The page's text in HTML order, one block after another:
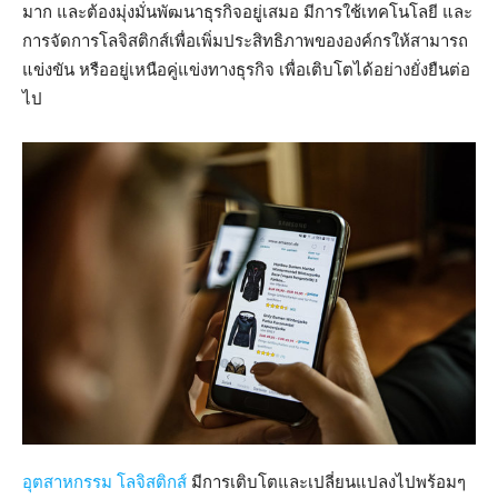
มาก และต้องมุ่งมั่นพัฒนาธุรกิจอยู่เสมอ มีการใช้เทคโนโลยี และ
การจัดการโลจิสติกส์เพื่อเพิ่มประสิทธิภาพขององค์กรให้สามารถ
แข่งขัน หรืออยู่เหนือคู่แข่งทางธุรกิจ เพื่อเติบโตได้อย่างยั่งยืนต่อ
ไป
อุตสาหกรรม โลจิสติกส์ มีการเติบโตและเปลี่ยนแปลงไปพร้อมๆ